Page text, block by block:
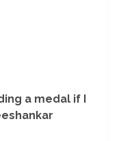
a medal if I